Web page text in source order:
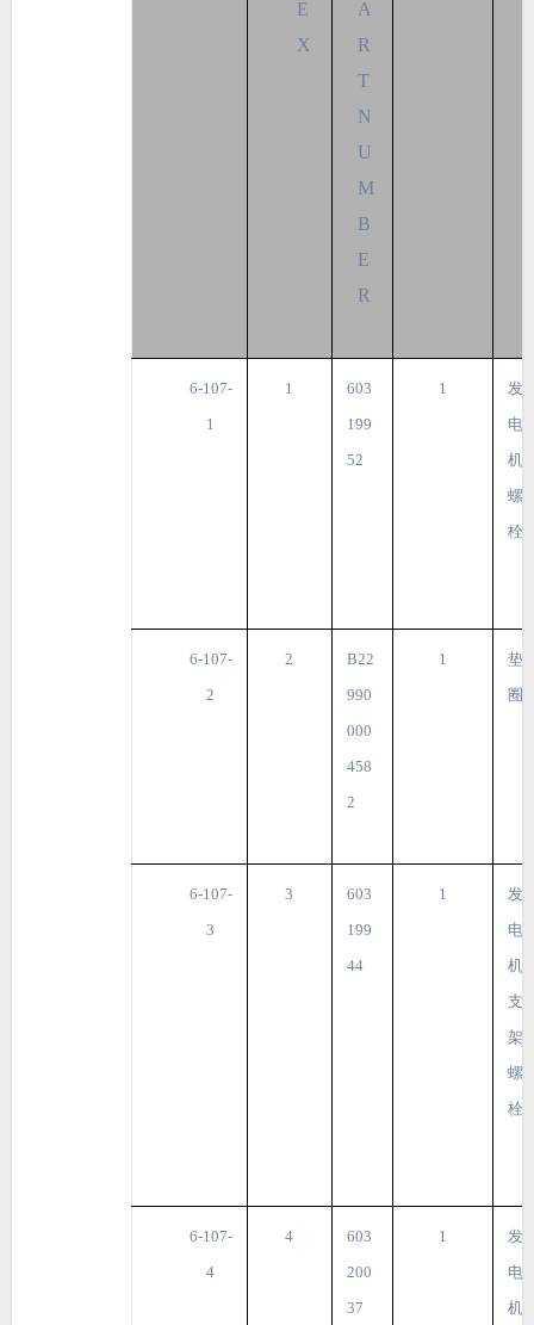
E
X
A
R
T
N
U
M
B
E
R
6-107-
1
1
603
199
52
1
发
电
机
螺
栓
6-107-
2
2
B22
990
000
458
2
1
垫
圈
6-107-
3
3
603
199
44
1
发
电
机
支
架
螺
栓
6-107-
4
4
603
200
37
1
发
电
机